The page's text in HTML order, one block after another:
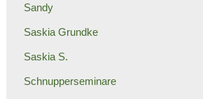
Sandy
Saskia Grundke
Saskia S.
Schnupperseminare